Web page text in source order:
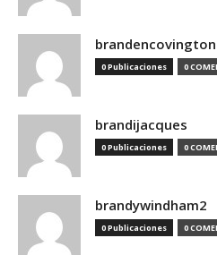
brandencovington
0 Publicaciones 0
brandijacques
0 Publicaciones 0
brandywindham2
0 Publicaciones 0